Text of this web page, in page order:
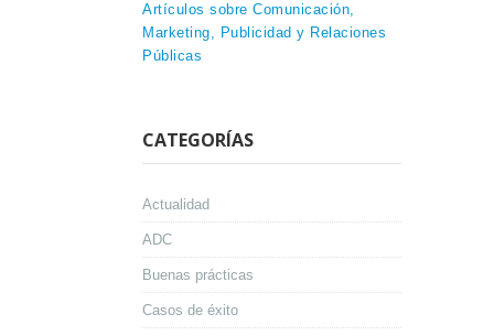
Artículos sobre Comunicación,
Marketing, Publicidad y Relaciones
Públicas
CATEGORÍAS
Actualidad
ADC
Buenas prácticas
Casos de éxito